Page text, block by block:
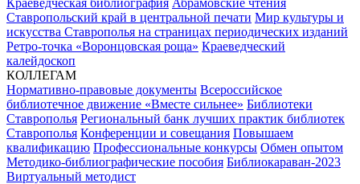
Краеведческая библиография Абрамовские чтения
Ставропольский край в центральной печати Мир культуры и
искусства Ставрополья на страницах периодических изданий
Ретро-точка «Воронцовская роща» Краеведческий
калейдоскоп
КОЛЛЕГАМ
Нормативно-правовые документы Всероссийское
библиотечное движение «Вместе сильнее» Библиотеки
Ставрополья Региональный банк лучших практик библиотек
Ставрополья Конференции и совещания Повышаем
квалификацию Профессиональные конкурсы Обмен опытом
Методико-библиографические пособия Библиокараван-2023
Виртуальный методист